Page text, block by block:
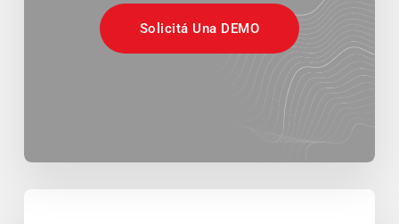
Solicitá Una DEMO